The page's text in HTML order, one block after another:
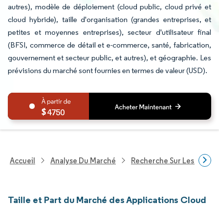
autres), modèle de déploiement (cloud public, cloud privé et
cloud hybride), taille d'organisation (grandes entreprises, et
petites et moyennes entreprises), secteur d'utilisateur final
(BFSI, commerce de détail et e-commerce, santé, fabrication,
gouvernement et secteur public, et autres), et géographie. Les
prévisions du marché sont fournies en termes de valeur (USD).
4750
Accueil Analyse Du Marché Recherche Sur Les
Taille et Part du Marché des Applications Cloud